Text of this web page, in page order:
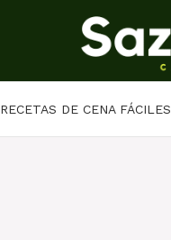
RECETAS DE CENA FÁCILES